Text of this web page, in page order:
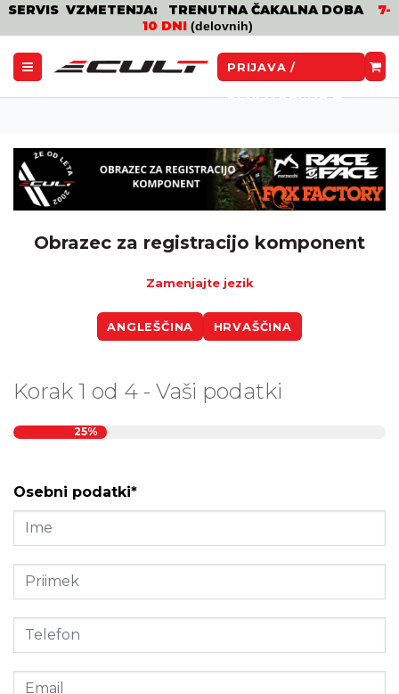
SERVIS VZMETENJA: TRENUTNA ČAKALNA DOBA 7-
10 DNI (delovnih)
PRIJAVA /
REGISTRACIJA
Obrazec za registracijo komponent
Zamenjajte jezik
ANGLEŠČINA HRVAŠČINA
Korak 1 od 4 - Vaši podatki
25%
Osebni podatki*